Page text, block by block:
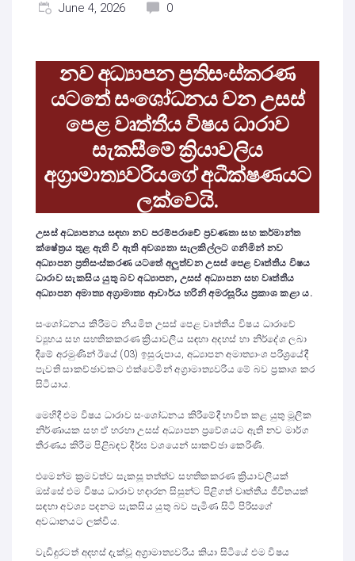
June 4, 2026 0
නව අධ්‍යාපන ප්‍රතිසංස්කරණ
යටතේ සංශෝධනය වන උසස්
පෙළ වෘත්තීය විෂය ධාරාව
සැකසීමේ ක්‍රියාවලිය
අග්‍රාමාත්‍යවරියගේ අධීක්ෂණයට
ලක්වෙයි.
උසස් අධ්‍යාපනය සඳහා නව පරම්පරාවේ ප්‍රවණතා සහ කර්මාන්ත
ක්ෂේත්‍රය තුළ ඇති වී ඇති අවශ්‍යතා සැලකිල්ලට ගනිමින් නව
අධ්‍යාපන ප්‍රතිසංස්කරණ යටතේ අලුත්වන උසස් පෙළ වෘත්තීය විෂය
ධාරාව සැකසිය යුතු බව අධ්‍යාපන, උසස් අධ්‍යාපන සහ වෘත්තීය
අධ්‍යාපන අමාත්‍ය අග්‍රාමාත්‍ය ආචාර්ය හරිනි අමරසූරිය ප්‍රකාශ කළා ය.
සංශෝධනය කිරීමට නියමිත උසස් පෙළ වෘත්තීය විෂය ධාරාවේ
ව්‍යූහය සහ සහතිකකරණ ක්‍රියාවලිය සඳහා අදහස් හා නිර්දේශ ලබා
දීමේ අරමුණින් ඊයේ (03) ඉසුරුපාය, අධ්‍යාපන අමාත්‍යාංශ පරිශ්‍රයේදී
පැවති සාකච්ඡාවකට එක්වෙමින් අග්‍රාමාත්‍යවරිය මේ බව ප්‍රකාශ කර
සිටියාය.
මෙහිදී එම විෂය ධාරාව සංශෝධනය කිරීමේදී භාවිත කළ යුතු මූලික
නිර්ණායක සහ ඒ හරහා උසස් අධ්‍යාපන ප්‍රවේශයට ඇති නව මාර්ග
තීරණය කිරීම පිළිබඳව දීර්ඝ වශයෙන් සාකච්ඡා කෙරිණි.
එමෙන්ම ක්‍රමවත්ව සැකසූ තත්ත්ව සහතිකකරණ ක්‍රියාවලියක්
ඔස්සේ එම විෂය ධාරාව හදාරන සිසුන්ට පිළිගත් වෘත්තීය ජීවිතයක්
සඳහා අවශ්‍ය පදනම සැකසිය යුතු බව පැමිණ සිටි පිරිසගේ
අවධානයට ලක්විය.
වැඩිදුරටත් අදහස් දැක්වූ අග්‍රාමාත්‍යවරිය කියා සිටියේ එම විෂය